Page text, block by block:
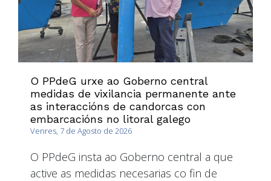
O PPdeG urxe ao Goberno central
medidas de vixilancia permanente ante
as interaccións de candorcas con
embarcacións no litoral galego
Venres, 7 de Agosto de 2026
O PPdeG insta ao Goberno central a que
active as medidas necesarias co fin de